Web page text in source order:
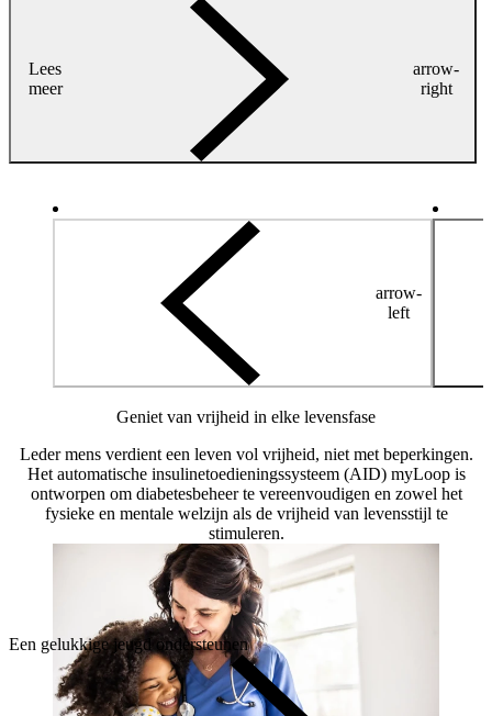
Lees
meer
arrow-
right
arrow-
left
Geniet van vrijheid in elke levensfase
Leder mens verdient een leven vol vrijheid, niet met beperkingen.
Het automatische insulinetoedieningssysteem (AID) myLoop is
ontworpen om diabetesbeheer te vereenvoudigen en zowel het
fysieke en mentale welzijn als de vrijheid van levensstijl te
stimuleren.
Een gelukkige jeugd ondersteunen